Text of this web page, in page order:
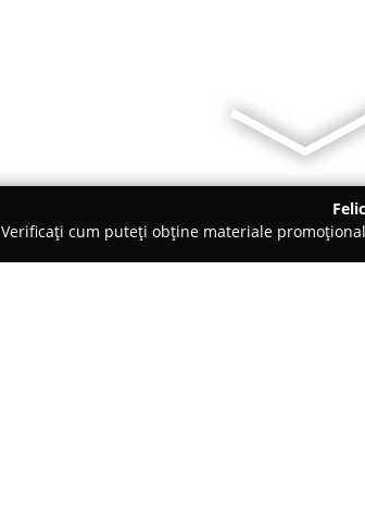
Verificați cum puteți obține materiale